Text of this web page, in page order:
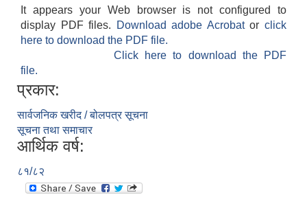
It appears your Web browser is not configured to
display PDF files.
Download adobe Acrobatorclick
here to download the PDF file.
Click here to download the PDF
file.
प्रकार:
सार्वजनिक खरीद / बोलपत्र सूचना
सूचना तथा समाचार
आर्थिक वर्ष:
८१/८२